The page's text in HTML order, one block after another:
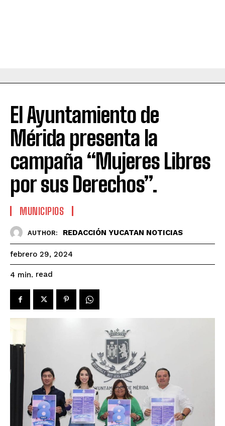
El Ayuntamiento de
Mérida presenta la
campaña “Mujeres Libres
por sus Derechos”.
MUNICIPIOS
AUTHOR: REDACCIÓN YUCATAN NOTICIAS
febrero 29, 2024
4 min. read